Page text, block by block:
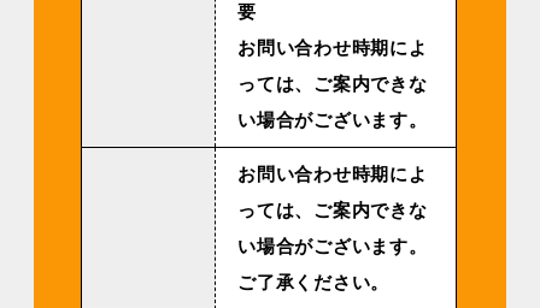
要
お問い合わせ時期によ
っては、ご案内できな
い場合がございます。
お問い合わせ時期によ
っては、ご案内できな
い場合がございます。
ご了承ください。